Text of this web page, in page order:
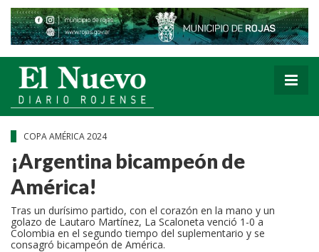
COPA AMÉRICA 2024
¡Argentina bicampeón de
América!
Tras un durísimo partido, con el corazón en la mano y un
golazo de Lautaro Martínez, La Scaloneta venció 1-0 a
Colombia en el segundo tiempo del suplementario y se
consagró bicampeón de América.